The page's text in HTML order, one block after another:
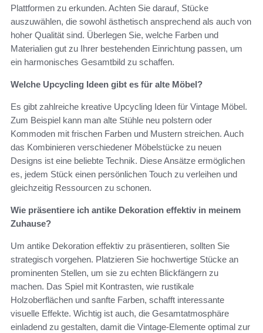
Plattformen zu erkunden. Achten Sie darauf, Stücke
auszuwählen, die sowohl ästhetisch ansprechend als auch von
hoher Qualität sind. Überlegen Sie, welche Farben und
Materialien gut zu Ihrer bestehenden Einrichtung passen, um
ein harmonisches Gesamtbild zu schaffen.
Welche Upcycling Ideen gibt es für alte Möbel?
Es gibt zahlreiche kreative Upcycling Ideen für Vintage Möbel.
Zum Beispiel kann man alte Stühle neu polstern oder
Kommoden mit frischen Farben und Mustern streichen. Auch
das Kombinieren verschiedener Möbelstücke zu neuen
Designs ist eine beliebte Technik. Diese Ansätze ermöglichen
es, jedem Stück einen persönlichen Touch zu verleihen und
gleichzeitig Ressourcen zu schonen.
Wie präsentiere ich antike Dekoration effektiv in meinem
Zuhause?
Um antike Dekoration effektiv zu präsentieren, sollten Sie
strategisch vorgehen. Platzieren Sie hochwertige Stücke an
prominenten Stellen, um sie zu echten Blickfängern zu
machen. Das Spiel mit Kontrasten, wie rustikale
Holzoberflächen und sanfte Farben, schafft interessante
visuelle Effekte. Wichtig ist auch, die Gesamtatmosphäre
einladend zu gestalten, damit die Vintage-Elemente optimal zur